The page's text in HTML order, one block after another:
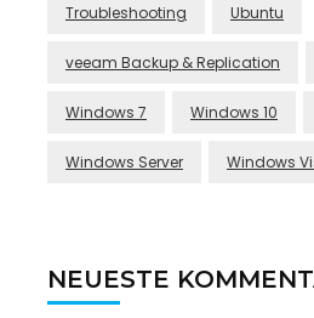
Troubleshooting Ubuntu
veeam Backup & Replication
Windows 7 Windows 10
Windows Server Windows
NEUESTE